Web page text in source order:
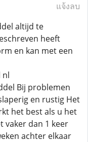
แจ้งลบ
altijd te
heeft
en kan met een
nl
Bij problemen
en rustig Het
het best als u het
vaker dan 1 keer
achter elkaar